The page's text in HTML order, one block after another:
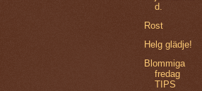
d.
Rost
Helg glädje!
Blommiga
fredag
TIPS